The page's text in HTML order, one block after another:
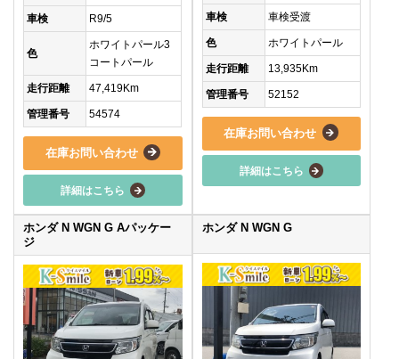
車検 R9/5
色
ホワイトパール3
コートパール
走行距離 47,419Km
管理番号 54574
在庫お問い合わせ
詳細はこちら
車検 車検受渡
色 ホワイトパール
走行距離 13,935Km
管理番号 52152
在庫お問い合わせ
詳細はこちら
ホンダ N WGN G Aパッケー
ジ
ホンダ N WGN G